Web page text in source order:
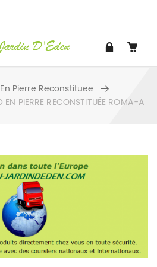
Pierre Reconstituee
PIERRE RECONSTITUÉE ROMA-A